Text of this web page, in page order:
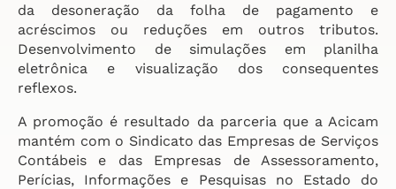
da desoneração da folha de pagamento e
acréscimos ou reduções em outros tributos.
Desenvolvimento de simulações em planilha
eletrônica e visualização dos consequentes
reflexos.
A promoção é resultado da parceria que a Acicam
mantém com o Sindicato das Empresas de Serviços
Contábeis e das Empresas de Assessoramento,
Perícias, Informações e Pesquisas no Estado do